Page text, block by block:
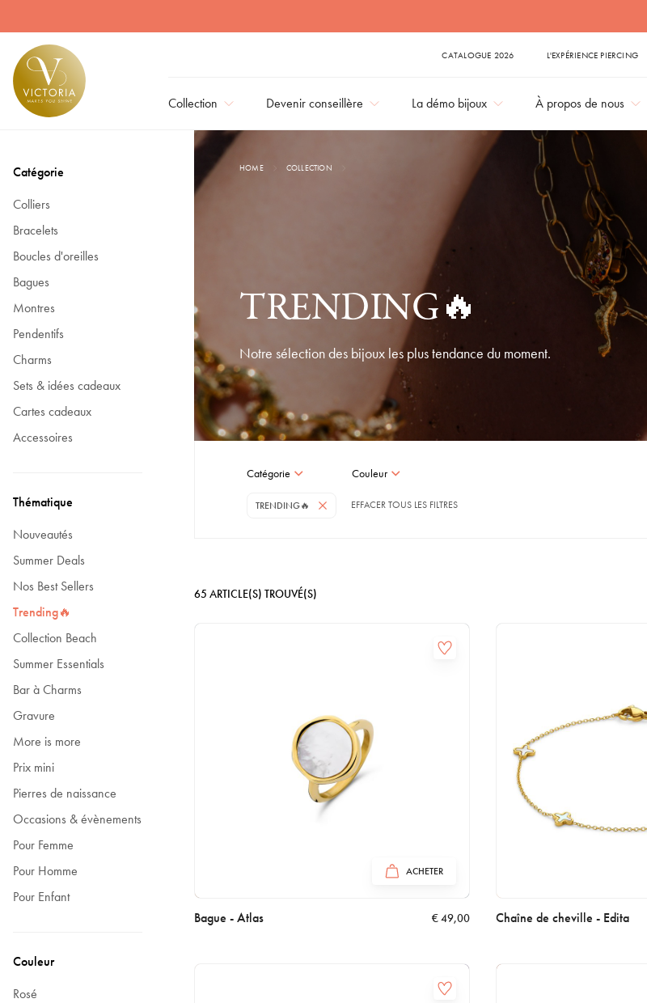
CATALOGUE 2026 L'EXPÉRIENCE PIERCING
Collection Devenir conseillère La démo bijoux À propos de nous
Catégorie
Colliers
Bracelets
Boucles d'oreilles
Bagues
Montres
Pendentifs
Charms
Sets & idées cadeaux
Cartes cadeaux
Accessoires
Thématique
Nouveautés
Summer Deals
Nos Best Sellers
Trending🔥
Collection Beach
Summer Essentials
Bar à Charms
Gravure
More is more
Prix mini
Pierres de naissance
Occasions & évènements
Pour Femme
Pour Homme
Pour Enfant
Couleur
Rosé
HOME COLLECTION
TRENDING🔥
Notre sélection des bijoux les plus tendance du moment.
Catégorie Couleur
TRENDING🔥 EFFACER TOUS LES FILTRES
65 ARTICLE(S) TROUVÉ(S)
ACHETER
Bague - Atlas €49,00 Chaîne de cheville - Edita